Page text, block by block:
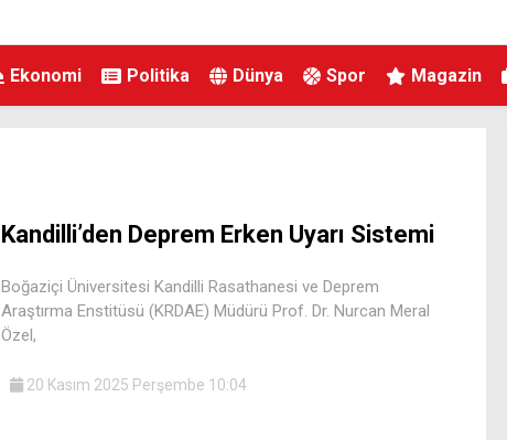
Ekonomi Politika Dünya Spor Magazin
Kandilli’den Deprem Erken Uyarı Sistemi
Boğaziçi Üniversitesi Kandilli Rasathanesi ve Deprem
Araştırma Enstitüsü (KRDAE) Müdürü Prof. Dr. Nurcan Meral
Özel,
20 Kasım 2025 Perşembe 10:04